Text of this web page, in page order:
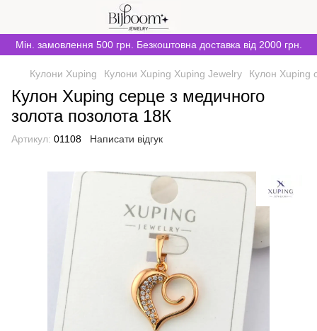
Мін. замовлення 500 грн. Безкоштовна доставка від 2000 грн.
Кулони Xuping Кулони Xuping Xuping Jewelry Кулон Xuping
Кулон Xuping серце з медичного
золота позолота 18К
Артикул: 01108 Написати відгук